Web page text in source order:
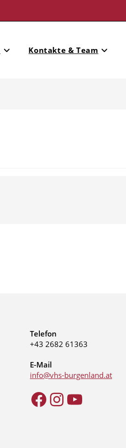
Kontakte & Team
Telefon
+43 2682 61363
E-Mail
info@vhs-burgenland.at
FacebookInstagramYouTube